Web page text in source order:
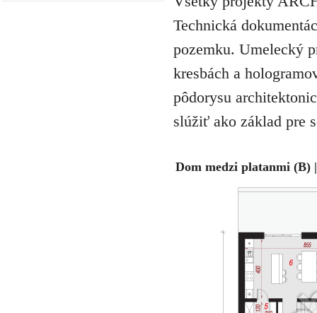
Technická
pozemku. Umelecký
kresbách a
pôdorysu
slúžiť ako základ pre
Dom medzi platanmi (B)